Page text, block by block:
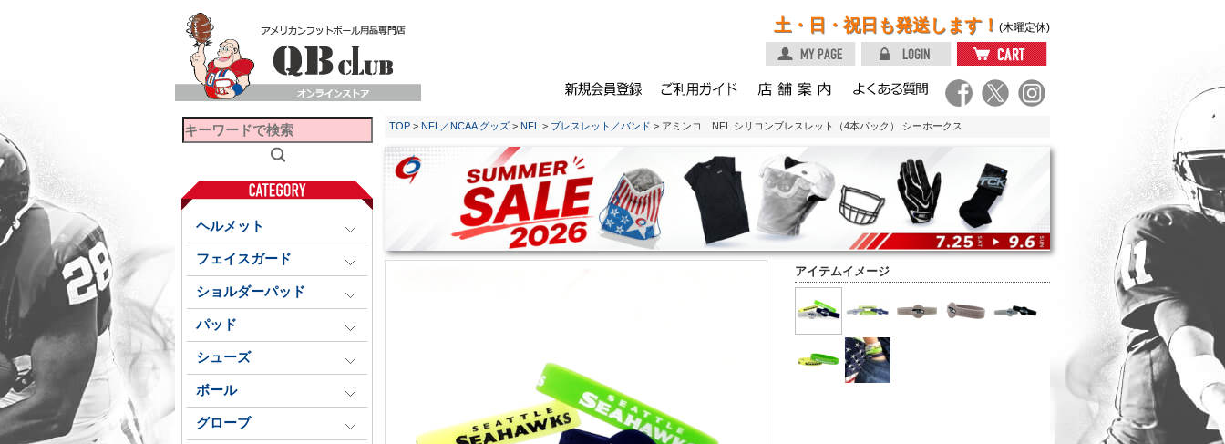
土・日・祝日も発送します！ (木曜定休)
ヘルメット
フェイスガード
ショルダーパッド
パッド
シューズ
ボール
グローブ
TOP > NFL／NCAA グッズ > NFL > ブレスレット／バンド > アミンコ NFL シリコンブレスレット（4本パック） シーホークス
アイテムイメージ